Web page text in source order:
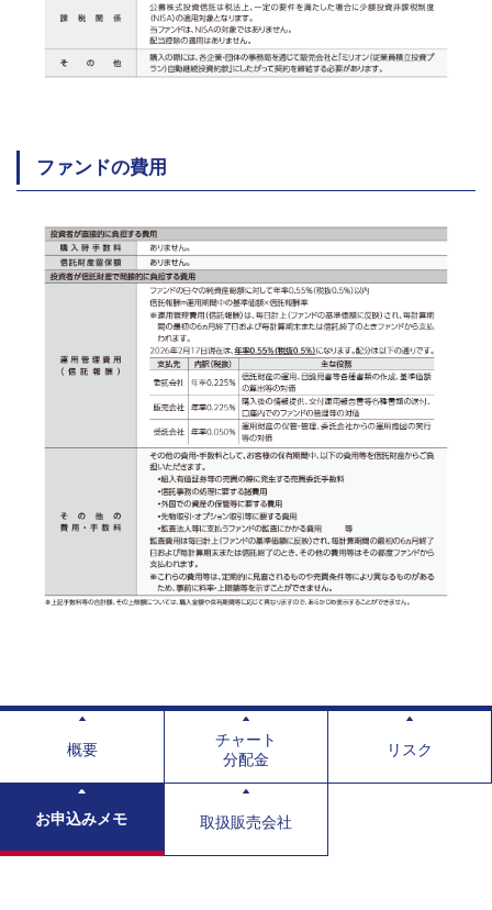
ファンドの費用
概要
チャート
分配金
リスク
お申込みメモ 取扱販売会社